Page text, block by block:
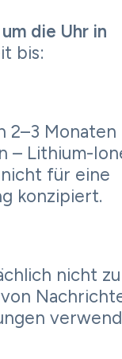
die Uhr in
bis:
2–3 Monaten
– Lithium-
für eine
konzipiert.
nicht